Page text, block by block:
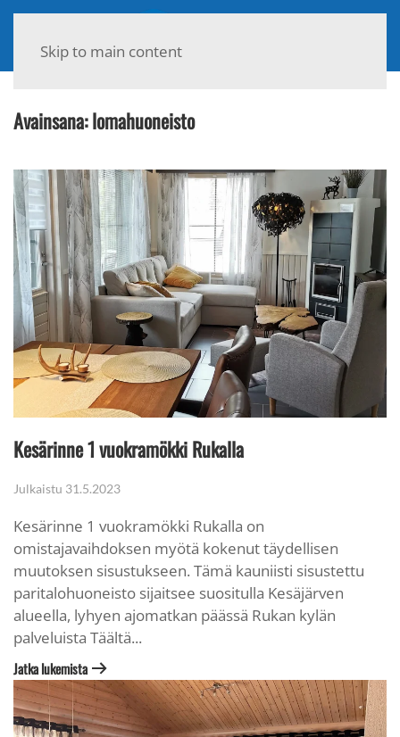
Skip to main content
Avainsana:lomahuoneisto
Kesärinne 1 vuokramökki Rukalla
Julkaistu 31.5.2023
Kesärinne 1 vuokramökki Rukalla on
omistajavaihdoksen myötä kokenut täydellisen
muutoksen sisustukseen. Tämä kauniisti sisustettu
paritalohuoneisto sijaitsee suositulla Kesäjärven
alueella, lyhyen ajomatkan päässä Rukan kylän
palveluista Täältä...
Jatka lukemista